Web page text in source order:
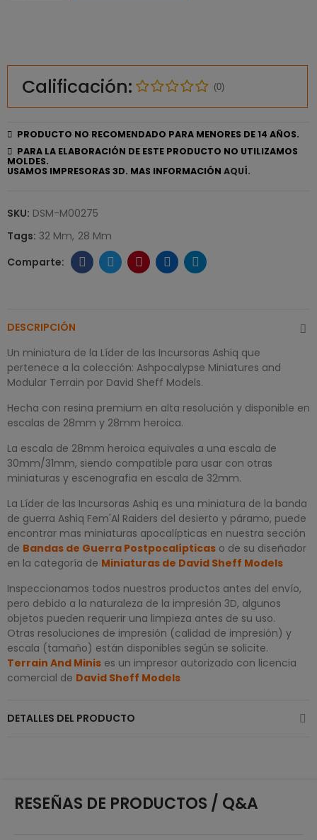
Calificación: (0)
PRODUCTO NO RECOMENDADO PARA MENORES DE 14 AÑOS.
PARA LA ELABORACIÓN DE ESTE PRODUCTO NO UTILIZAMOS
MOLDES.
USAMOS IMPRESORAS 3D. MAS INFORMACIÓN AQUÍ.
SKU: DSM-M00275
Tags: 32 Mm 28 Mm
DESCRIPCIÓN
Un miniatura de la Líder de las Incursoras Ashiq que
pertenece a la colección: Ashpocalypse Miniatures and
Modular Terrain por David Sheff Models.
Hecha con resina premium en alta resolución y disponible en
escalas de 28mm y 28mm heroica.
La escala de 28mm heroica equivales a una escala de
30mm/31mm, siendo compatible para usar con otras
miniaturas y escenografia en escala de 32mm.
La Líder de las Incursoras Ashiq es una miniatura de la banda
de guerra Ashiq Fem'Al Raiders del desierto y páramo, puede
encontrar mas miniaturas apocalípticas en nuestra sección
de Bandas de Guerra Postpocalípticas o de su diseñador
en la categoría de Miniaturas de David Sheff Models
Inspeccionamos todos nuestros productos antes del envío,
pero debido a la naturaleza de la impresión 3D, algunos
objetos pueden requerir una limpieza antes de su uso.
Otras resoluciones de impresión (calidad de impresión) y
escala (tamaño) están disponibles según se solicite.
Terrain And Minis es un impresor autorizado con licencia
comercial de David Sheff Models
DETALLES DEL PRODUCTO
RESEÑAS DE PRODUCTOS / Q&A